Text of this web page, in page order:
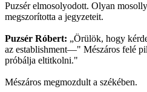
Puzsér elmosolyodott. Olyan
megszorította a jegyzeteit.
Puzsér Róbert: „Örülök, hogy
az establishment—" Mészáros felé
próbálja eltitkolni."
Mészáros megmozdult a székében.